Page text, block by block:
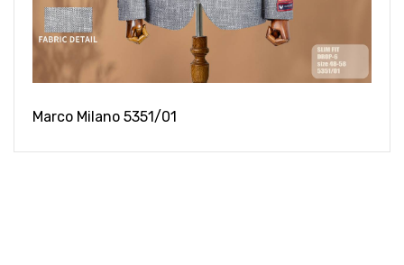
Marco Milano 5351/01